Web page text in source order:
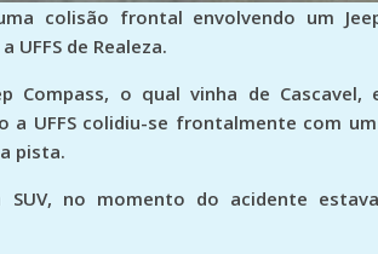
colisão frontal envolvendo um
de Realeza.
Compass, o qual vinha de Cascavel,
a UFFS colidiu-se frontalmente com
pista.
no momento do acidente